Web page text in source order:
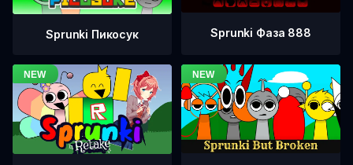
Sprunki Пикосук Sprunki Фаза 888